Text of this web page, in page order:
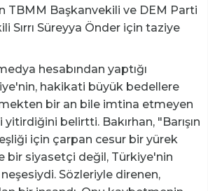
TBMM Başkanvekili ve DEM Parti
Sırrı Süreyya Önder için taziye
hesabından yaptığı
hakikati büyük bedellere
bir an bile imtina etmeyen
belirtti. Bakırhan, "Barışın
için çarpan cesur bir yürek
bir siyasetçi değil, Türkiye'nin
neşesiydi. Sözleriyle direnen,